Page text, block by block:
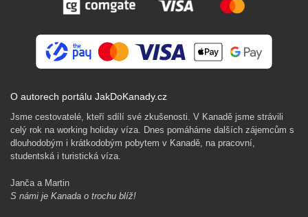
O autorech portálu JakDoKanady.cz
Jsme cestovatelé, kteří sdílí své zkušenosti. V Kanadě jsme strávili
celý rok na working holiday víza. Dnes pomáháme dalších zájemcům s
dlouhodobým i krátkodobým pobytem v Kanadě, na pracovní,
studentská i turistická víza.
Janča a Martin
S námi je Kanada o trochu blíž!